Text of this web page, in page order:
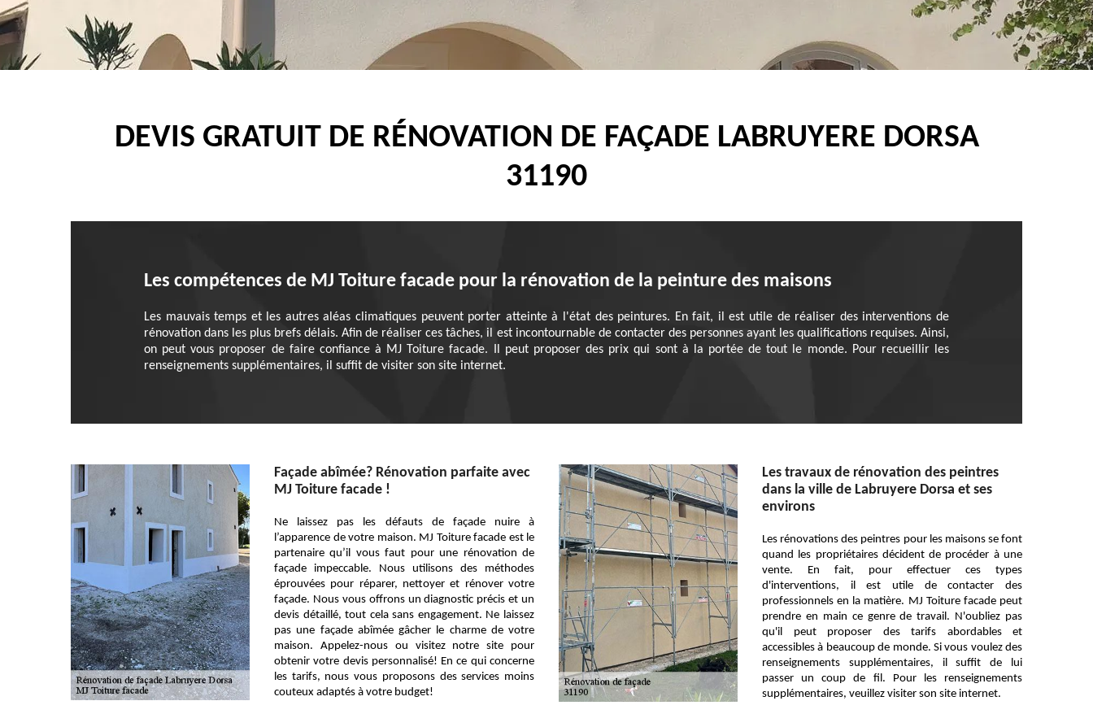
DEVIS GRATUIT DE RÉNOVATION DE FAÇADE LABRUYERE DORSA
31190
Les compétences de MJ Toiture facade pour la rénovation de la peinture des maisons
Les mauvais temps et les autres aléas climatiques peuvent porter atteinte à l'état des peintures. En fait, il est utile de réaliser des interventions de
rénovation dans les plus brefs délais. Afin de réaliser ces tâches, il est incontournable de contacter des personnes ayant les qualifications requises. Ainsi,
on peut vous proposer de faire confiance à MJ Toiture facade. Il peut proposer des prix qui sont à la portée de tout le monde. Pour recueillir les
renseignements supplémentaires, il suffit de visiter son site internet.
Façade abîmée? Rénovation parfaite avec
MJ Toiture facade !
Ne laissez pas les défauts de façade nuire à
l’apparence de votre maison. MJ Toiture facade est le
partenaire qu’il vous faut pour une rénovation de
façade impeccable. Nous utilisons des méthodes
éprouvées pour réparer, nettoyer et rénover votre
façade. Nous vous offrons un diagnostic précis et un
devis détaillé, tout cela sans engagement. Ne laissez
pas une façade abîmée gâcher le charme de votre
maison. Appelez-nous ou visitez notre site pour
obtenir votre devis personnalisé! En ce qui concerne
les tarifs, nous vous proposons des services moins
couteux adaptés à votre budget!
Les travaux de rénovation des peintres
dans la ville de Labruyere Dorsa et ses
environs
Les rénovations des peintres pour les maisons se font
quand les propriétaires décident de procéder à une
vente. En fait, pour effectuer ces types
d'interventions, il est utile de contacter des
professionnels en la matière. MJ Toiture facade peut
prendre en main ce genre de travail. N'oubliez pas
qu'il peut proposer des tarifs abordables et
accessibles à beaucoup de monde. Si vous voulez des
renseignements supplémentaires, il suffit de lui
passer un coup de fil. Pour les renseignements
supplémentaires, veuillez visiter son site internet.